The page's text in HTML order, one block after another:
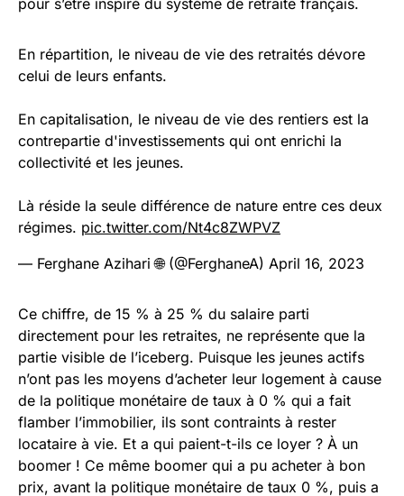
pour s’être inspiré du système de retraite français.
En répartition, le niveau de vie des retraités dévore
celui de leurs enfants.
En capitalisation, le niveau de vie des rentiers est la
contrepartie d'investissements qui ont enrichi la
collectivité et les jeunes.
Là réside la seule différence de nature entre ces deux
régimes. pic.twitter.com/Nt4c8ZWPVZ
— Ferghane Azihari 🌐 (@FerghaneA) April 16, 2023
Ce chiffre, de 15 % à 25 % du salaire parti
directement pour les retraites, ne représente que la
partie visible de l’iceberg. Puisque les jeunes actifs
n’ont pas les moyens d’acheter leur logement à cause
de la politique monétaire de taux à 0 % qui a fait
flamber l’immobilier, ils sont contraints à rester
locataire à vie. Et a qui paient-t-ils ce loyer ? À un
boomer ! Ce même boomer qui a pu acheter à bon
prix, avant la politique monétaire de taux 0 %, puis a